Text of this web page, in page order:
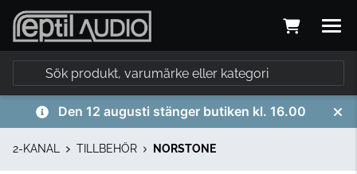
Den 12 augusti stänger butiken kl. 16.00
2-KANAL TILLBEHÖR NORSTONE